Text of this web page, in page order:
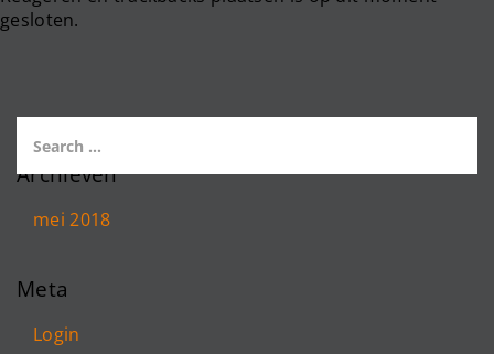
gesloten.
Archieven
mei 2018
Meta
Login